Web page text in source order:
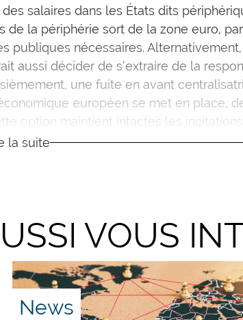
salaires dans les États dits
la périphérie sort de la zone euro,
nécessaires. Alternativement,
aussi décider de s’extraire de la
une fuite en avant
européen se met en place,
option maintient intactes les
augmentation du pouvoir de l’État
la suite
VOUS
News